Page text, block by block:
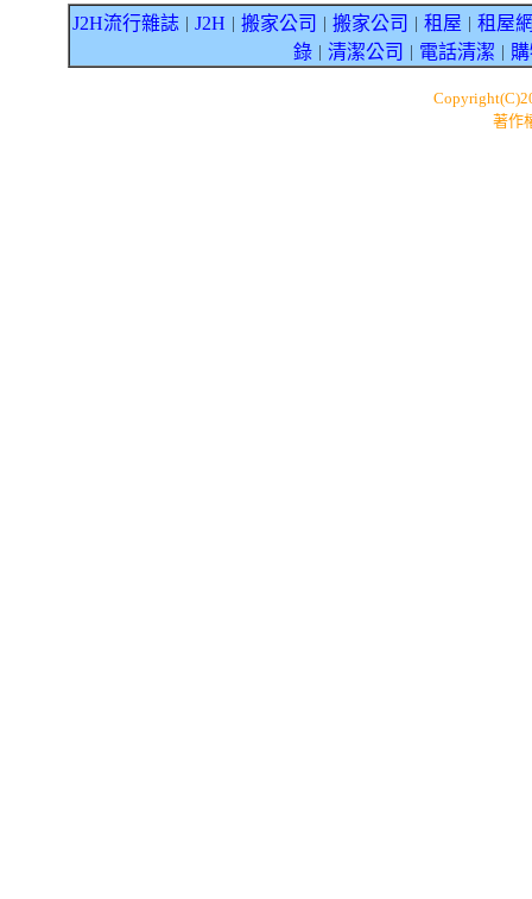
J2H流行雜誌 J2H 搬家公司 搬家公司 租屋
租屋
錄｜ 清潔公司 電話清潔
著作